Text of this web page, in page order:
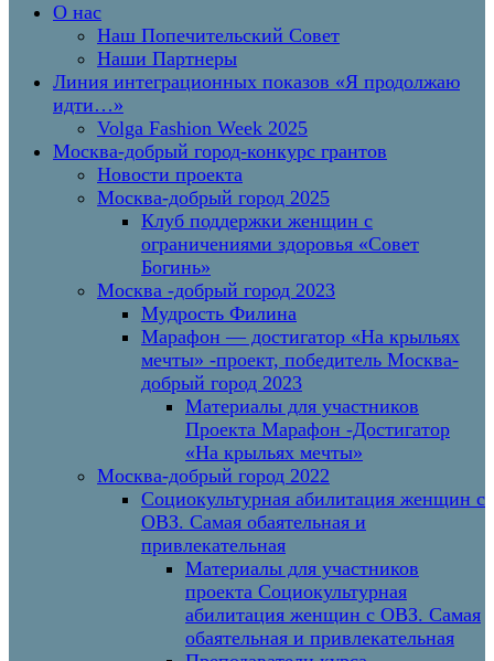
О нас
Наш Попечительский Совет
Наши Партнеры
Линия интеграционных показов «Я продолжаю
идти…»
Volga Fashion Week 2025
Москва-добрый город-конкурс грантов
Новости проекта
Москва-добрый город 2025
Клуб поддержки женщин с
ограничениями здоровья «Совет
Богинь»
Москва -добрый город 2023
Мудрость Филина
Марафон — достигатор «На крыльях
мечты» -проект, победитель Москва-
добрый город 2023
Материалы для участников
Проекта Марафон -Достигатор
«На крыльях мечты»
Москва-добрый город 2022
Социокультурная абилитация женщин с
ОВЗ. Самая обаятельная и
привлекательная
Материалы для участников
проекта Социокультурная
абилитация женщин с ОВЗ. Самая
обаятельная и привлекательная